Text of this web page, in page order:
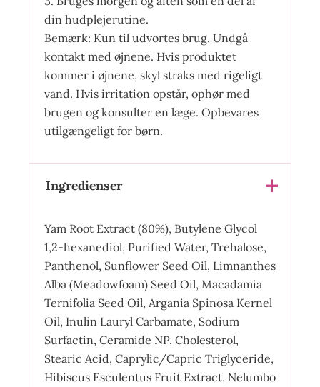
din hudplejerutine.
Bemærk: Kun til udvortes brug. Undgå
kontakt med øjnene. Hvis produktet
kommer i øjnene, skyl straks med rigeligt
vand. Hvis irritation opstår, ophør med
brugen og konsulter en læge. Opbevares
utilgængeligt for børn.
Ingredienser
Yam Root Extract (80%), Butylene Glycol
1,2-hexanediol, Purified Water, Trehalose,
Panthenol, Sunflower Seed Oil, Limnanthes
Alba (Meadowfoam) Seed Oil, Macadamia
Ternifolia Seed Oil, Argania Spinosa Kernel
Oil, Inulin Lauryl Carbamate, Sodium
Surfactin, Ceramide NP, Cholesterol,
Stearic Acid, Caprylic/Capric Triglyceride,
Hibiscus Esculentus Fruit Extract, Nelumbo